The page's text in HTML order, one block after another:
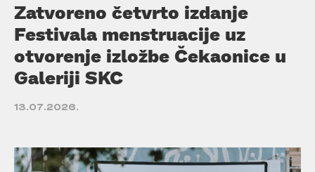
Zatvoreno četvrto izdanje
Festivala menstruacije uz
otvorenje izložbe Čekaonice u
Galeriji SKC
13.07.2026.